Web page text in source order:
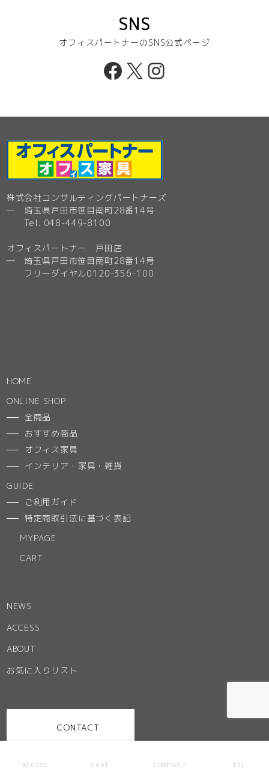
SNS
オフィスパートナーのSNS公式ページ
Facebook
X Instagram
株式会社コンサルティングパートナーズ
─ 埼玉県戸田市笹目南町28番14号
Tel. 048-449-8100
オフィスパートナー 戸田店
─ 埼玉県戸田市笹目南町28番14号
フリーダイヤル0120-356-100
HOME
ONLINE SHOP
全商品
おすすめ商品
オフィス家具
インテリア・家具・雑貨
GUIDE
ご利用ガイド
特定商取引法に基づく表記
MYPAGE
CART
NEWS
ACCESS
ABOUT
お気に入りリスト
CONTACT
ACCESS CART CONTACT TEL